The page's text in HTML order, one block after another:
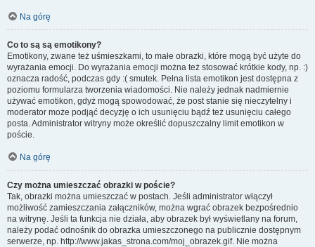
Na górę
Co to są są emotikony?
Emotikony, zwane też uśmieszkami, to małe obrazki, które mogą być użyte do
wyrażania emocji. Do wyrażania emocji można też stosować krótkie kody, np. :)
oznacza radość, podczas gdy :( smutek. Pełna lista emotikon jest dostępna z
poziomu formularza tworzenia wiadomości. Nie należy jednak nadmiernie
używać emotikon, gdyż mogą spowodować, że post stanie się nieczytelny i
moderator może podjąć decyzję o ich usunięciu bądź też usunięciu całego
posta. Administrator witryny może określić dopuszczalny limit emotikon w
poście.
Na górę
Czy można umieszczać obrazki w poście?
Tak, obrazki można umieszczać w postach. Jeśli administrator włączył
możliwość zamieszczania załączników, można wgrać obrazek bezpośrednio
na witrynę. Jeśli ta funkcja nie działa, aby obrazek był wyświetlany na forum,
należy podać odnośnik do obrazka umieszczonego na publicznie dostępnym
serwerze, np. http://www.jakas_strona.com/moj_obrazek.gif. Nie można